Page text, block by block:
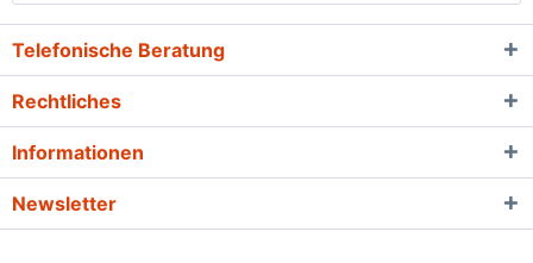
Telefonische Beratung
Rechtliches
Informationen
Newsletter